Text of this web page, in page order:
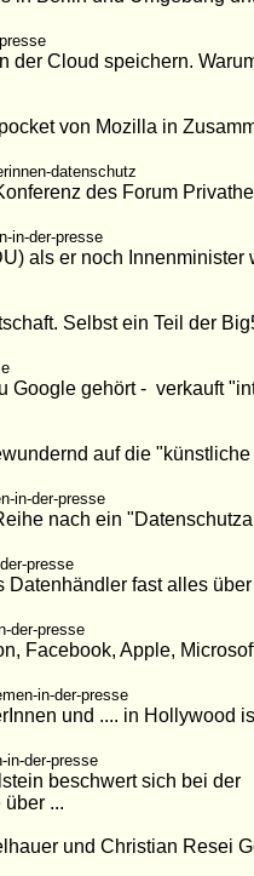
der Cloud speichern.
von Mozilla in
datenschutz
des Forum
in-der-presse
als er noch Innenminister
Selbst ein Teil der
Google gehört - verkauft
auf die
in-der-presse
nach ein
presse
fast alles
der-presse
Facebook, Apple,
in-der-presse
und .... in Hollywood
in-der-presse
beschwert sich bei der
...
und Christian Resei